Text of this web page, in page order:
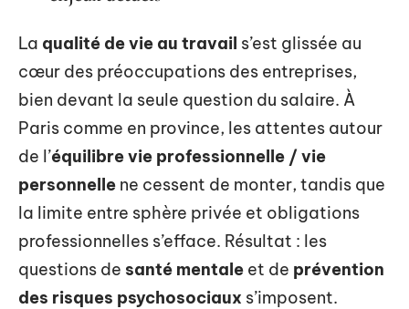
La qualité de vie au travail s’est glissée au
cœur des préoccupations des entreprises,
bien devant la seule question du salaire. À
Paris comme en province, les attentes autour
de l’équilibre vie professionnelle / vie
personnelle ne cessent de monter, tandis que
la limite entre sphère privée et obligations
professionnelles s’efface. Résultat : les
questions de santé mentale et de prévention
des risques psychosociaux s’imposent.